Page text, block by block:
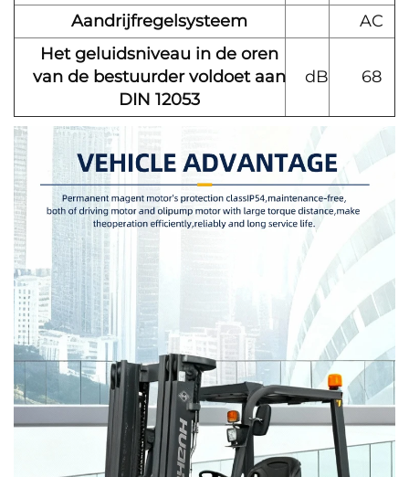
Aandrijfregelsysteem
AC
Het geluidsniveau in de oren
van de bestuurder voldoet aan
DIN 12053
dB 68